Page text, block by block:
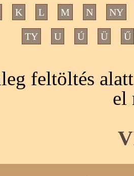
K L M N NY
TY U Ú Ü Ű
feltöltés
el